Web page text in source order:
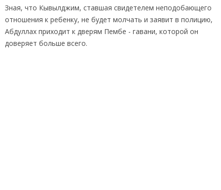
Зная, что Кывылджим, ставшая свидетелем неподобающего
отношения к ребенку, не будет молчать и заявит в полицию,
Абдуллах приходит к дверям Пембе - гавани, которой он
доверяет больше всего.